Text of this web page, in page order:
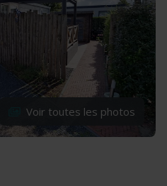
Voir toutes les photos